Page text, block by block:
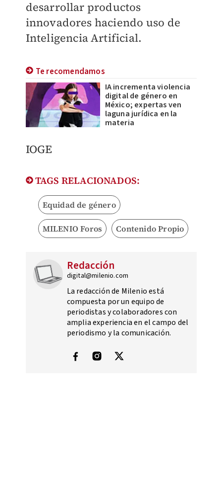
desarrollar productos
innovadores haciendo uso de
Inteligencia Artificial.
Te recomendamos
IA incrementa violencia
digital de género en
México; expertas ven
laguna jurídica en la
materia
IOGE
TAGS RELACIONADOS:
Equidad de género
MILENIO Foros Contenido Propio
Redacción
digital@milenio.com
La redacción de Milenio está
compuesta por un equipo de
periodistas y colaboradores con
amplia experiencia en el campo del
periodismo y la comunicación.